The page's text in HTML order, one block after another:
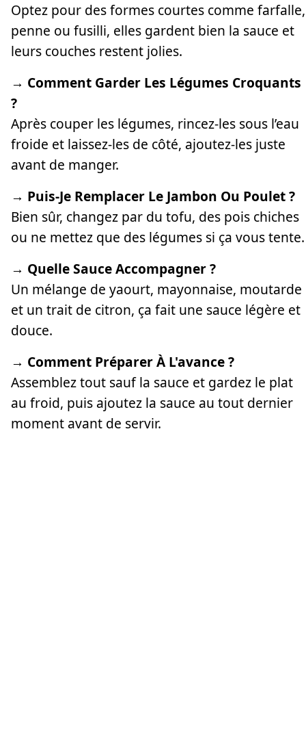
Optez pour des formes courtes comme farfalle,
penne ou fusilli, elles gardent bien la sauce et
leurs couches restent jolies.
→ Comment Garder Les Légumes Croquants
?
Après couper les légumes, rincez-les sous l’eau
froide et laissez-les de côté, ajoutez-les juste
avant de manger.
→ Puis-Je Remplacer Le Jambon Ou Poulet ?
Bien sûr, changez par du tofu, des pois chiches
ou ne mettez que des légumes si ça vous tente.
→ Quelle Sauce Accompagner ?
Un mélange de yaourt, mayonnaise, moutarde
et un trait de citron, ça fait une sauce légère et
douce.
→ Comment Préparer À L'avance ?
Assemblez tout sauf la sauce et gardez le plat
au froid, puis ajoutez la sauce au tout dernier
moment avant de servir.